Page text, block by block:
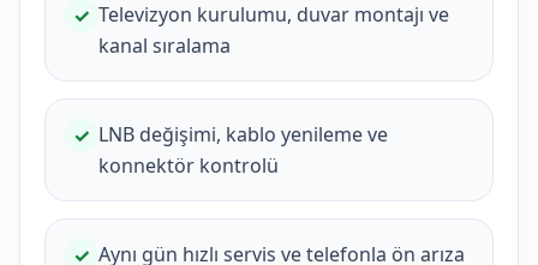
✓ Televizyon kurulumu, duvar montajı ve
kanal sıralama
✓ LNB değişimi, kablo yenileme ve
konnektör kontrolü
✓ Aynı gün hızlı servis ve telefonla ön arıza